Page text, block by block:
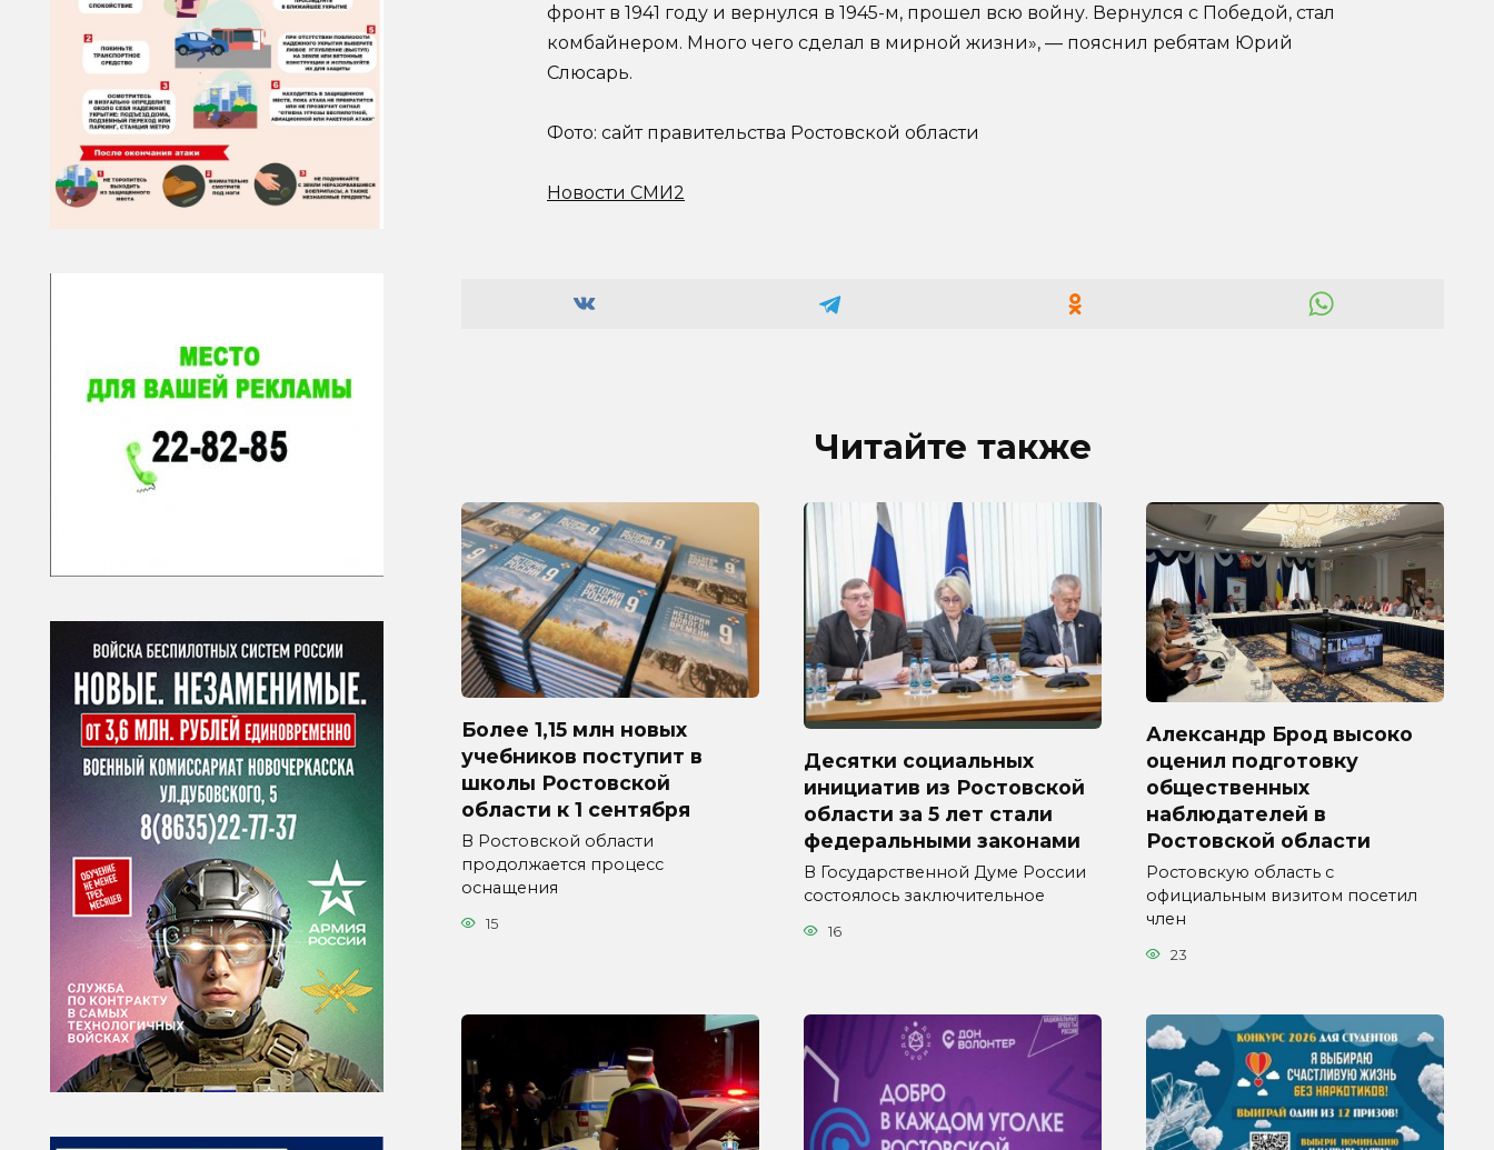
фронт в 1941 году и вернулся в 1945-м, прошел всю войну. Вернулся с Победой, стал
комбайнером. Много чего сделал в мирной жизни», — пояснил ребятам Юрий
Слюсарь.
Фото: сайт правительства Ростовской области
Новости СМИ2
Читайте также
Более 1,15 млн новых
учебников поступит в
школы Ростовской
области к 1 сентября
В Ростовской области
продолжается процесс
оснащения
15
Десятки социальных
инициатив из Ростовской
области за 5 лет стали
федеральными законами
В Государственной Думе России
состоялось заключительное
16
Александр Брод высоко
оценил подготовку
общественных
наблюдателей в
Ростовской области
Ростовскую область с
официальным визитом посетил
член
23